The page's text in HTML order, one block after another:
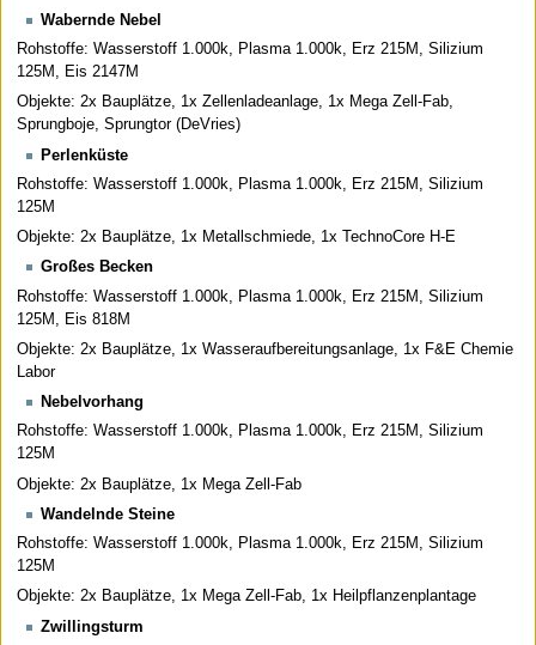
Wabernde Nebel
Rohstoffe: Wasserstoff 1.000k, Plasma 1.000k, Erz 215M, Silizium
125M, Eis 2147M
Objekte: 2x Bauplätze, 1x Zellenladeanlage, 1x Mega Zell-Fab,
Sprungboje, Sprungtor (DeVries)
Perlenküste
Rohstoffe: Wasserstoff 1.000k, Plasma 1.000k, Erz 215M, Silizium
125M
Objekte: 2x Bauplätze, 1x Metallschmiede, 1x TechnoCore H-E
Großes Becken
Rohstoffe: Wasserstoff 1.000k, Plasma 1.000k, Erz 215M, Silizium
125M, Eis 818M
Objekte: 2x Bauplätze, 1x Wasseraufbereitungsanlage, 1x F&E Chemie
Labor
Nebelvorhang
Rohstoffe: Wasserstoff 1.000k, Plasma 1.000k, Erz 215M, Silizium
125M
Objekte: 2x Bauplätze, 1x Mega Zell-Fab
Wandelnde Steine
Rohstoffe: Wasserstoff 1.000k, Plasma 1.000k, Erz 215M, Silizium
125M
Objekte: 2x Bauplätze, 1x Mega Zell-Fab, 1x Heilpflanzenplantage
Zwillingsturm